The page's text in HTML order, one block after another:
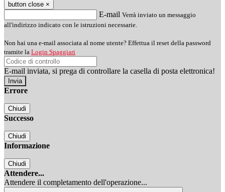
button close ×
E-mail Verrà inviato un messaggio
all'indirizzo indicato con le istruzioni necessarie.
Non hai una e-mail associata al nome utente? Effettua il reset della password
tramite la Login Spaggiari
E-mail inviata, si prega di controllare la casella di posta elettronica!
Errore
Chiudi
Successo
Chiudi
Informazione
Chiudi
Attendere...
Attendere il completamento dell'operazione...